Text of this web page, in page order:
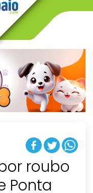
v
g
t
i
o
n
roubo
Ponta